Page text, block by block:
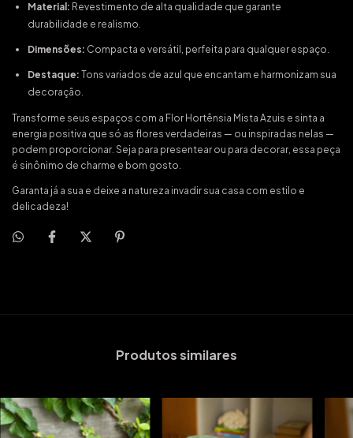
Material: Revestimento de alta qualidade que garante
durabilidade e realismo.
Dimensões: Compacta e versátil, perfeita para qualquer espaço.
Destaque: Tons variados de azul que encantam e harmonizam sua
decoração.
Transforme seus espaços com a Flor Hortênsia Mista Azuis e sinta a
energia positiva que só as flores verdadeiras — ou inspiradas nelas —
podem proporcionar. Seja para presentear ou para decorar, essa peça
é sinônimo de charme e bom gosto.
Garanta já a sua e deixe a natureza invadir sua casa com estilo e
delicadeza!
Produtos similares